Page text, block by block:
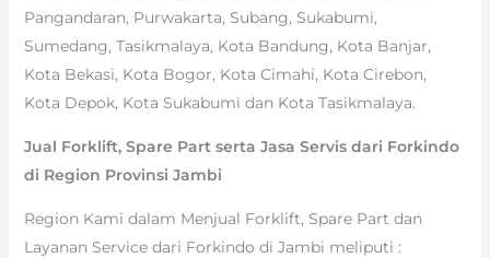
Pangandaran, Purwakarta, Subang, Sukabumi,
Sumedang, Tasikmalaya, Kota Bandung, Kota Banjar,
Kota Bekasi, Kota Bogor, Kota Cimahi, Kota Cirebon,
Kota Depok, Kota Sukabumi dan Kota Tasikmalaya.
Jual Forklift, Spare Part serta Jasa Servis dari Forkindo
di Region Provinsi Jambi
Region Kami dalam Menjual Forklift, Spare Part dan
Layanan Service dari Forkindo di Jambi meliputi :